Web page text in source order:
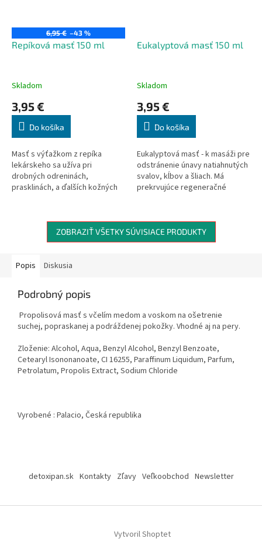
6,95 € –43 %
Repíková masť 150 ml
Skladom
3,95 €
Do košíka
Masť s výťažkom z repíka
lekárskeho sa užíva pri
drobných odreninách,
prasklinách, a ďalších kožných
osvedčeným pomocníkom pri
zápaloch nechtového lôžka či
Eukalyptová masť 150 ml
Skladom
3,95 €
Do košíka
Eukalyptová masť - k masáži pre
odstránenie únavy natiahnutých
svalov, kĺbov a šliach. Má
prekrvujúce regeneračné
ZOBRAZIŤ VŠETKY SÚVISIACE PRODUKTY
Popis Diskusia
Podrobný popis
Propolisová masť s včelím medom a voskom na ošetrenie
suchej, popraskanej a podráždenej pokožky. Vhodné aj na pery.
Zloženie: Alcohol, Aqua, Benzyl Alcohol, Benzyl Benzoate,
Cetearyl Isononanoate, CI 16255, Paraffinum Liquidum, Parfum,
Petrolatum, Propolis Extract, Sodium Chloride
Vyrobené : Palacio, Česká republika
detoxipan.sk Kontakty Zľavy Veľkoobchod Newsletter
Vytvoril Shoptet